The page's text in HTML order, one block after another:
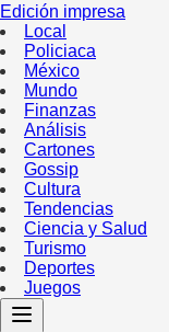
Edición impresa
Local
Policiaca
México
Mundo
Finanzas
Análisis
Cartones
Gossip
Cultura
Tendencias
Ciencia y Salud
Turismo
Deportes
Juegos